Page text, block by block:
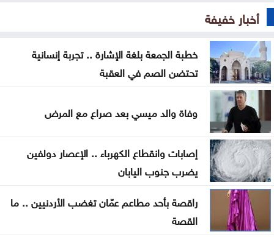
الفيصلي يواجه الوحدات والحسين يصطدم بالرمثا في
كأس السوبر
سكة الحديد : قطار منفعة عامة .. ام طريق سهل
للاستملاك؟؟
إيران: نسعى لحل القضايا بالمفاوضات والوقت الحالي
هو الأمثل
الأردن يستقبل 3.15 مليون زائر ويحقق 2.47 مليار دينار
دخلاً سياحياً
أخبار خفيفة
خطبة الجمعة بلغة الإشارة .. تجربة إنسانية
تحتضن الصم في العقبة
وفاة والد ميسي بعد صراع مع المرض
إصابات وانقطاع الكهرباء .. الإعصار دولفين
يضرب جنوب اليابان
راقصة بأحد مطاعم عمّان تغضب الأردنيين .. ما
القصة